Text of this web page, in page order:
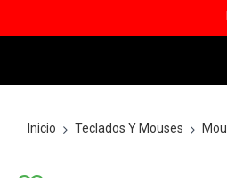
Inicio Teclados Y Mouses